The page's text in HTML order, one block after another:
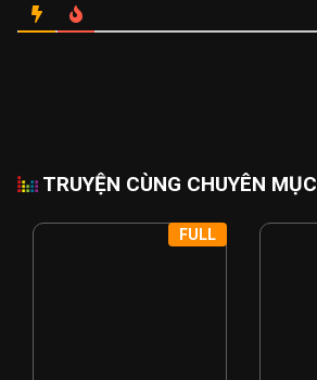
TRUYỆN CÙNG CHUYÊN MỤC
FULL